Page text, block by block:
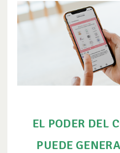
EL PODER DEL
PUEDE